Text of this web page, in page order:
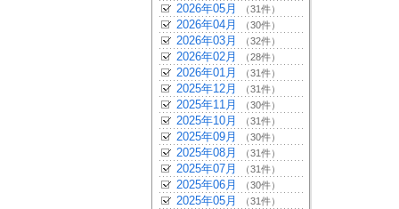
2026年05月 （31件）
2026年04月 （30件）
2026年03月 （32件）
2026年02月 （28件）
2026年01月 （31件）
2025年12月 （31件）
2025年11月 （30件）
2025年10月 （31件）
2025年09月 （30件）
2025年08月 （31件）
2025年07月 （31件）
2025年06月 （30件）
2025年05月 （31件）